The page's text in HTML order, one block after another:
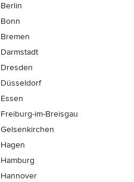
Berlin
Bonn
Bremen
Darmstadt
Dresden
Düsseldorf
Essen
Freiburg-im-Breisgau
Gelsenkirchen
Hagen
Hamburg
Hannover